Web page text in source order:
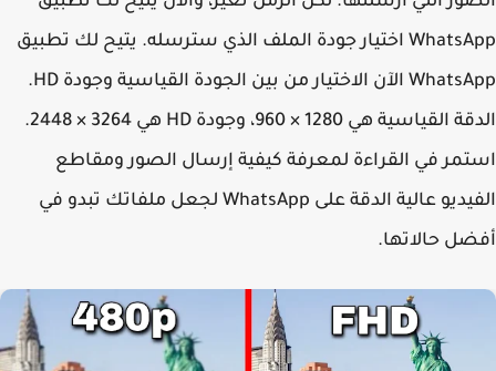
WhatsApp اختيار جودة الملف الذي سترسله. يتيح لك تطبيق
WhatsApp الآن الاختيار من بين الجودة القياسية وجودة HD.
الدقة القياسية هي 1280 × 960، وجودة HD هي 3264 × 2448.
في القراءة لمعرفة كيفية إرسال الصور ومقاطع
الفيديو عالية الدقة على WhatsApp لجعل ملفاتك تبدو في
حالاتها.